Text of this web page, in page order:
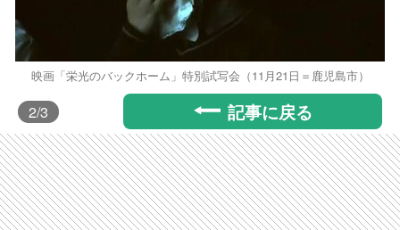
映画「栄光のバックホーム」特別試写会（11月21日＝鹿児島市）
2/3 記事に戻る